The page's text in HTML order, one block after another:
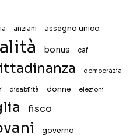
anziani assegno unico
bonus caf
democrazia
disabilità donne elezioni
fisco
governo